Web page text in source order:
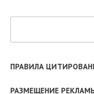
ПРАВИЛА
РАЗМЕЩЕНИЕ